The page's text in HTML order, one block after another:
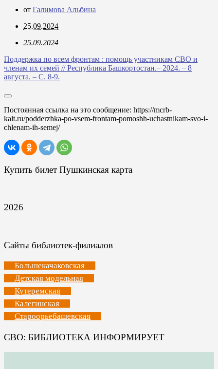
от Галимова Альбина
25.09.2024
25.09.2024
Поддержка по всем фронтам : помощь участникам СВО и
членам их семей // Республика Башкортостан.– 2024. – 8
августа. – С. 8-9.
Постоянная ссылка на это сообщение: https://mcrb-
kalt.ru/podderzhka-po-vsem-frontam-pomoshh-uchastnikam-svo-i-
chlenam-ih-semej/
Купить билет Пушкинская карта
2026
Сайты библиотек-филиалов
Большекачаковская
Детская модельная
Кутеремская
Калегинская
Староорьебашевская
СВО: БИБЛИОТЕКА ИНФОРМИРУЕТ